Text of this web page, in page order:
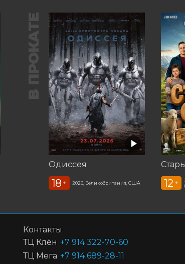
В ПРОКАТЕ
Одиссея
18 + 2026, Великобритания, США 12 +
Контакты
ТЦ Клён +7 914 322-70-60
ТЦ Мега +7 914 689-28-11